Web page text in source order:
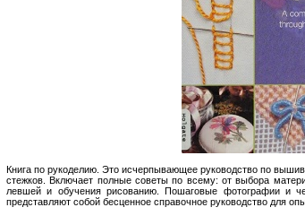
Книга по рукоделию. Это исчерпывающее руководство по
стежков. Включает полные советы по всему: от выбора
левшей и обучения рисованию. Пошаговые фотографии и
представляют собой бесценное справочное руководство для